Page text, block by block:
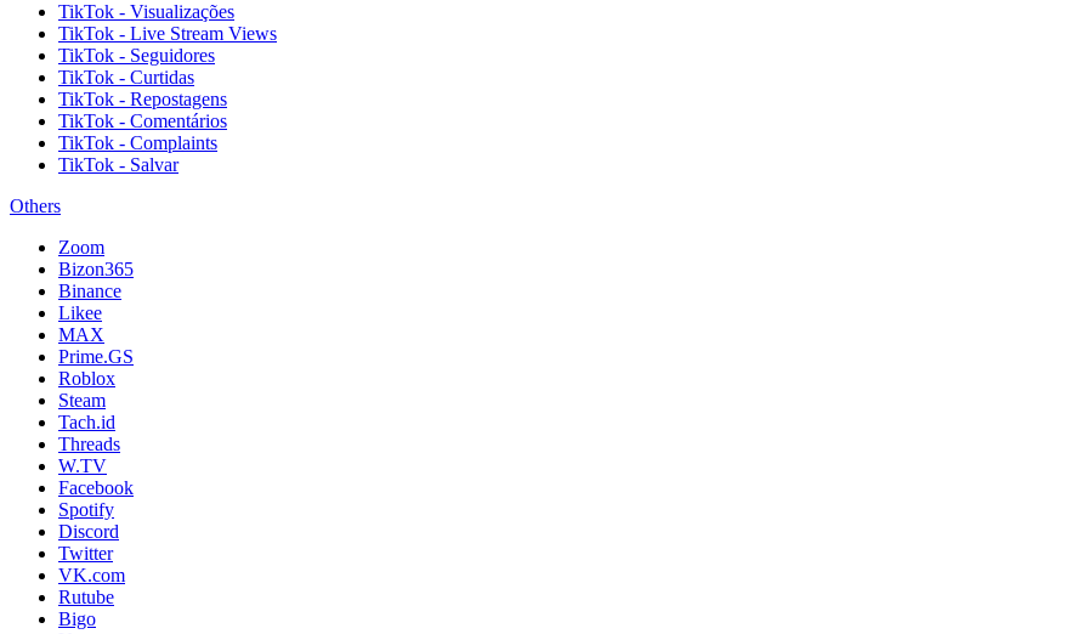
TikTok - Visualizações
TikTok - Live Stream Views
TikTok - Seguidores
TikTok - Curtidas
TikTok - Repostagens
TikTok - Comentários
TikTok - Complaints
TikTok - Salvar
Others
Zoom
Bizon365
Binance
Likee
MAX
Prime.GS
Roblox
Steam
Tach.id
Threads
W.TV
Facebook
Spotify
Discord
Twitter
VK.com
Rutube
Bigo